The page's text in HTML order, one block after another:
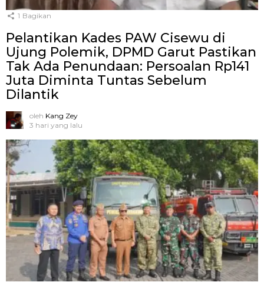
1 Bagikan
Pelantikan Kades PAW Cisewu di
Ujung Polemik, DPMD Garut Pastikan
Tak Ada Penundaan: Persoalan Rp141
Juta Diminta Tuntas Sebelum
Dilantik
oleh Kang Zey
3 hari yang lalu